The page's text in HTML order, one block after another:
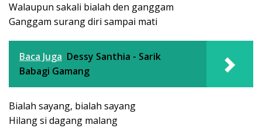
Walaupun sakali bialah den ganggam
Ganggam surang diri sampai mati
Baca Juga Dessy Santhia - Sarik
Babagi Gamang
Bialah sayang, bialah sayang
Hilang si dagang malang